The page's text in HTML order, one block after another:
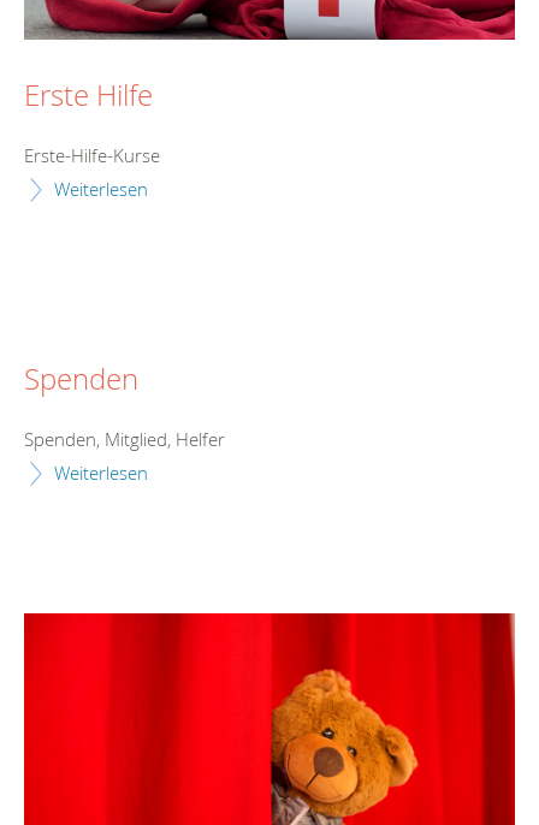
Erste Hilfe
Erste-Hilfe-Kurse
Weiterlesen
Spenden
Spenden, Mitglied, Helfer
Weiterlesen